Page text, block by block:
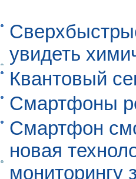
увидеть
Квантовый
Смартфоны
Смартфон
новая
мониторингу